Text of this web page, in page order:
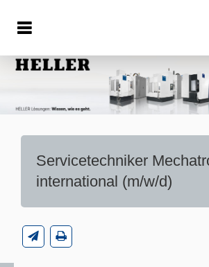
Servicetechniker
international (m/w/d)